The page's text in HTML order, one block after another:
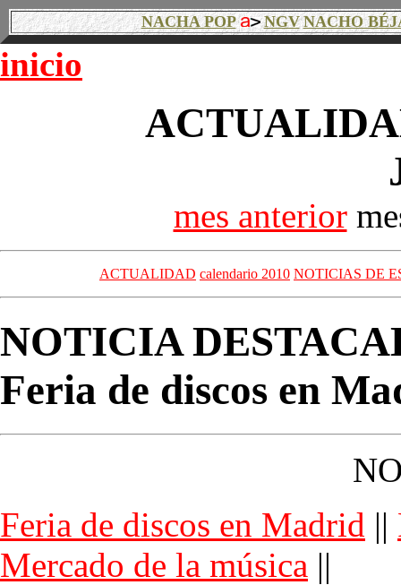
NACHA POP NGV NACHO
inicio
mes anterior
ACTUALIDAD calendario 2010 NOTICIAS DE
NOTICIA
Feria de discos en
Feria de discos en Madrid ||
Mercado de la música ||